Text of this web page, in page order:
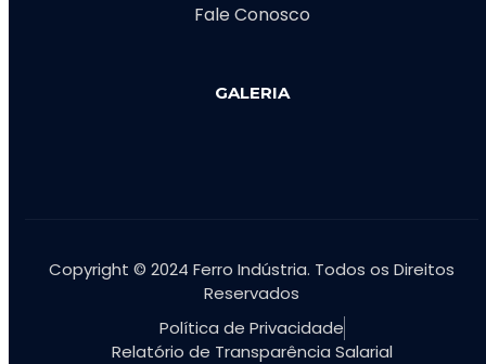
Fale Conosco
GALERIA
Copyright © 2024 Ferro Indústria. Todos os Direitos
Reservados
Política de Privacidade
Relatório de Transparência Salarial